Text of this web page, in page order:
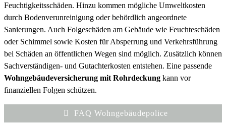
Feuchtigkeitsschäden. Hinzu kommen mögliche Umweltkosten
durch Bodenverunreinigung oder behördlich angeordnete
Sanierungen. Auch Folgeschäden am Gebäude wie Feuchteschäden
oder Schimmel sowie Kosten für Absperrung und Verkehrsführung
bei Schäden an öffentlichen Wegen sind möglich. Zusätzlich können
Sachverständigen- und Gutachterkosten entstehen. Eine passende
Wohngebäudeversicherung mit Rohrdeckung kann vor
finanziellen Folgen schützen.
FAQ Wohngebäudepolice